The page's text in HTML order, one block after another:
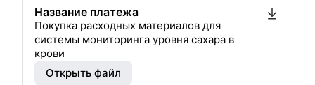
Название платежа
Покупка расходных материалов для
системы мониторинга уровня сахара в
крови
Открыть файл